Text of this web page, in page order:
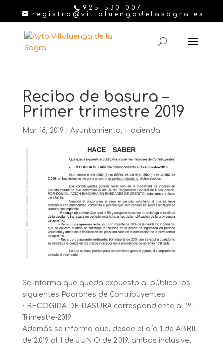
925 530 007
registro@villaluengadelasagra.es
Recibo de basura –
Primer trimestre 2019
Mar 18, 2019 Ayuntamiento, Hacienda
Se informa que queda expuesto al público los
siguientes Padrones de Contribuyentes:
• RECOGIDA DE BASURA correspondiente al 1º-
Trimestre-2019.
Además se informa que, desde el día 1 de ABRIL
de 2.019 al 1 de JUNIO de 2.019, ambos inclusive,